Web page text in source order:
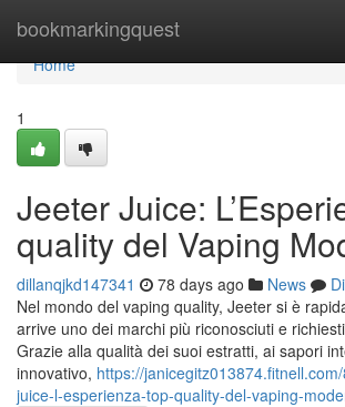
bookmarkingquest
Home
Home
1
Jeeter Juice:
quality del Vaping
dillanqjkd147341 78 days ago News
Nel mondo del vaping quality, Jeeter si è
arrive uno dei marchi più riconosciuti e
Grazie alla qualità dei suoi estratti, ai sapori
innovativo, https://
juice-l-esperienza-top-quality-del-vaping-